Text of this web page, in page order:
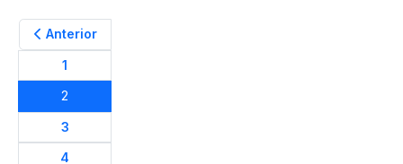
Anterior
1
2
3
4